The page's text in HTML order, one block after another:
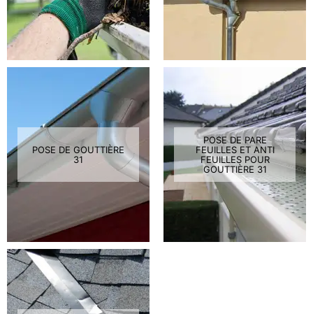
POSE DE GOUTTIÈRE
31
POSE DE PARE
FEUILLES ET ANTI
FEUILLES POUR
GOUTTIÈRE 31